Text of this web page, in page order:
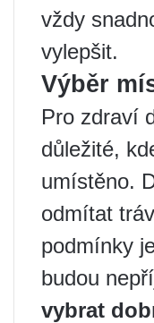
vždy
vylepšit.
Výběr
Pro zdraví
důležité,
umístěno.
odmítat
podmínky
budou
vybrat